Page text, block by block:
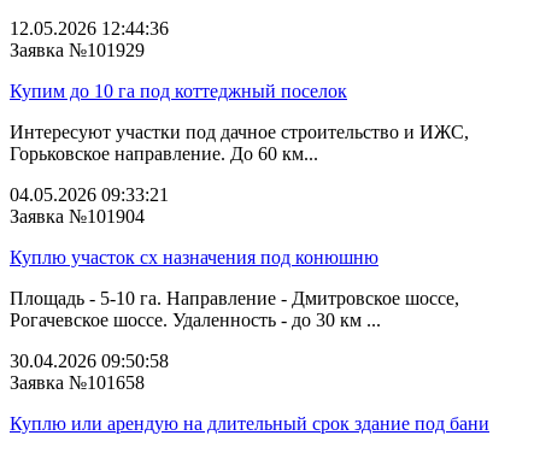
12.05.2026 12:44:36
Заявка №101929
Купим до 10 га под коттеджный поселок
Интересуют участки под дачное строительство и ИЖС,
Горьковское направление. До 60 км...
04.05.2026 09:33:21
Заявка №101904
Куплю участок сх назначения под конюшню
Площадь - 5-10 га. Направление - Дмитровское шоссе,
Рогачевское шоссе. Удаленность - до 30 км ...
30.04.2026 09:50:58
Заявка №101658
Куплю или арендую на длительный срок здание под бани